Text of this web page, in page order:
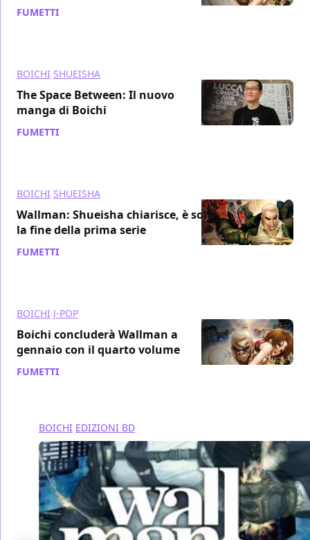
FUMETTI
BOICHI SHUEISHA
The Space Between: Il nuovo
manga di Boichi
FUMETTI
BOICHI SHUEISHA
Wallman: Shueisha chiarisce, è solo
la fine della prima serie
FUMETTI
BOICHI J-POP
Boichi concluderà Wallman a
gennaio con il quarto volume
FUMETTI
BOICHI EDIZIONI BD